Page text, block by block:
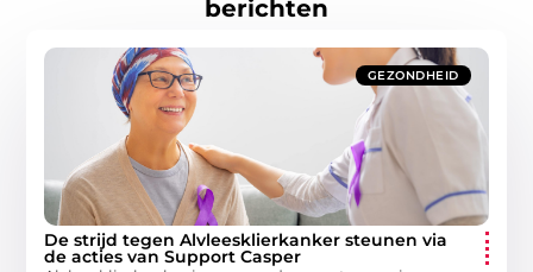
berichten
GEZONDHEID
De strijd tegen Alvleesklierkanker steunen via
de acties van Support Casper